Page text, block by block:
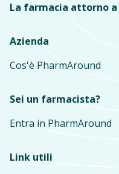
La farmacia attorno
Azienda
Cos'è PharmAround
Sei un farmacista?
Entra in PharmAround
Link utili